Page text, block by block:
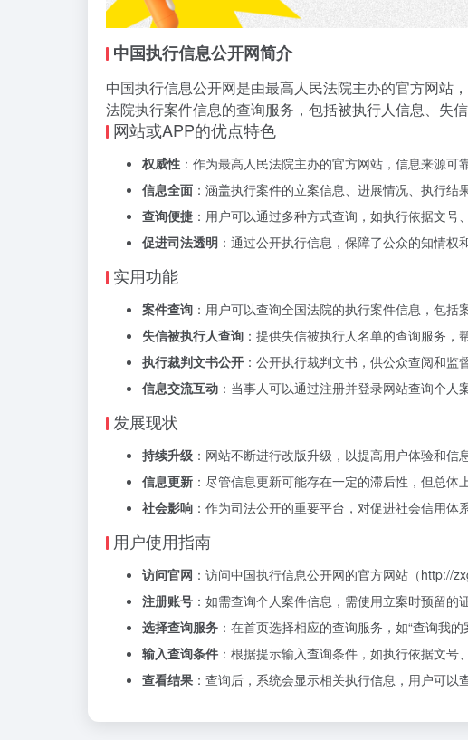
中国执行信息公开网简介
中国执行信息公开网是由最高人民法院主办的官方网站
法院执行案件信息的查询服务，包括被执行人信息、失
网站或APP的优点特色
权威性 ：作为最高人民法院主办的官方网站，信息来源可
信息全面 ：涵盖执行案件的立案信息、进展情况、执行结
查询便捷 ：用户可以通过多种方式查询，如执行依据文号
促进司法透明 ：通过公开执行信息，保障了公众的知情权
实用功能
案件查询 ：用户可以查询全国法院的执行案件信息，包括
失信被执行人查询 ：提供失信被执行人名单的查询服务，
执行裁判文书公开 ：公开执行裁判文书，供公众查阅和监督
信息交流互动 ：当事人可以通过注册并登录网站查询个人
发展现状
持续升级 ：网站不断进行改版升级，以提高用户体验和信
信息更新 ：尽管信息更新可能存在一定的滞后性，但总体
社会影响 ：作为司法公开的重要平台，对促进社会信用体
用户使用指南
访问官网 ：访问中国执行信息公开网的官方网站（http://
注册账号 ：如需查询个人案件信息，需使用立案时预留的
选择查询服务 ：在首页选择相应的查询服务，如“查询我的
输入查询条件 ：根据提示输入查询条件，如执行依据文号
查看结果 ：查询后，系统会显示相关执行信息，用户可以